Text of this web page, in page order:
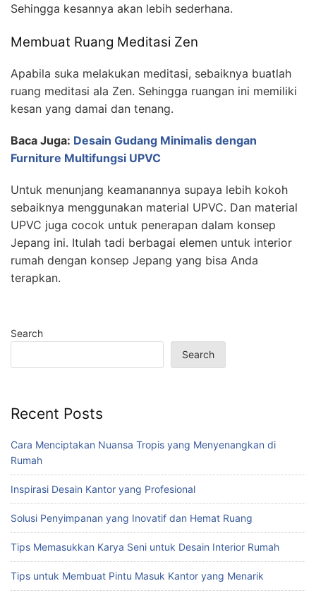
Sehingga kesannya akan lebih sederhana.
Membuat Ruang Meditasi Zen
Apabila suka melakukan meditasi, sebaiknya buatlah
ruang meditasi ala Zen. Sehingga ruangan ini memiliki
kesan yang damai dan tenang.
Baca Juga: Desain Gudang Minimalis dengan
Furniture Multifungsi UPVC
Untuk menunjang keamanannya supaya lebih kokoh
sebaiknya menggunakan material UPVC. Dan material
UPVC juga cocok untuk penerapan dalam konsep
Jepang ini. Itulah tadi berbagai elemen untuk interior
rumah dengan konsep Jepang yang bisa Anda
terapkan.
Search
Search
Recent Posts
Cara Menciptakan Nuansa Tropis yang Menyenangkan di
Rumah
Inspirasi Desain Kantor yang Profesional
Solusi Penyimpanan yang Inovatif dan Hemat Ruang
Tips Memasukkan Karya Seni untuk Desain Interior Rumah
Tips untuk Membuat Pintu Masuk Kantor yang Menarik